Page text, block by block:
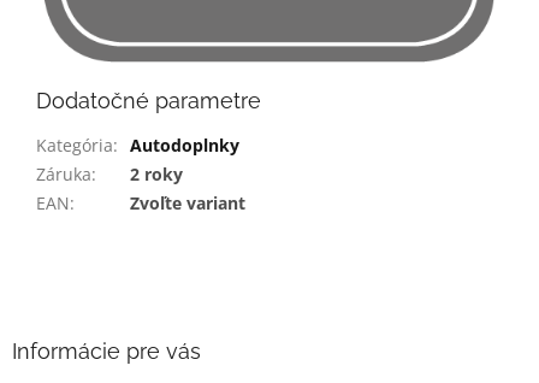
Dodatočné parametre
Kategória: Autodoplnky
Záruka:
2 roky
EAN: Zvoľte variant
Informácie pre vás